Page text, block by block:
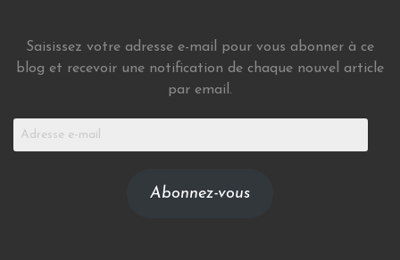
Saisissez votre adresse e-mail pour vous abonner à ce
blog et recevoir une notification de chaque nouvel article
par email.
Adresse
Abonnez-vous